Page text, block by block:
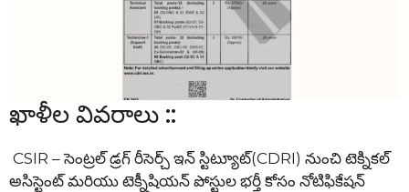
ఖాళీల వివరాలు ::
CSIR – సెంట్రల్ డ్రగ్ రీసెర్చ్ ఇన్ స్టిట్యూట్(CDRI) నుంచి టెక్నికల్
అసిస్టెంట్ మరియు టెక్నీషియన్ పోస్టుల భర్తీ కోసం నోటిఫికేషన్